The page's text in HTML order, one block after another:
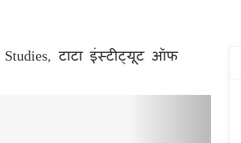
टाटा इंस्टीट्यूट ऑफ